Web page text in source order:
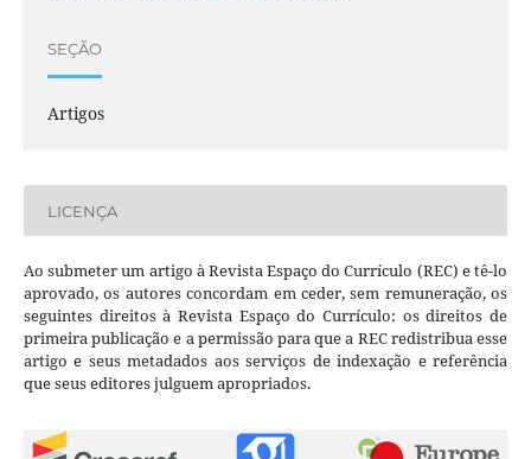
SEÇÃO
Artigos
LICENÇA
Ao submeter um artigo à Revista Espaço do Currículo (REC) e tê-lo
aprovado, os autores concordam em ceder, sem remuneração, os
seguintes direitos à Revista Espaço do Currículo: os direitos de
primeira publicação e a permissão para que a REC redistribua esse
artigo e seus metadados aos serviços de indexação e referência
que seus editores julguem apropriados.